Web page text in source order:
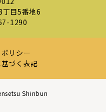
丁目5番地6
1290
リシー
づく表記
Shinbun